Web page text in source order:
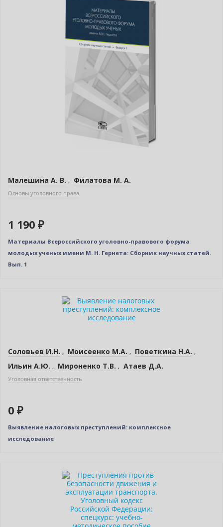
Малешина А. В. , Филатова М. А.
Основы уголовного права
1 190 ₽
Материалы Всероссийского уголовно-правового форума
молодых ученых имени М. Н. Гернета: Сборник научных статей.
Вып. 1
Соловьев И.Н. , Моисеенко М.А. , Поветкина Н.А. ,
Ильин А.Ю. , Мироненко Т.В. , Атаев Д.А.
Уголовная ответственность
0 ₽
Выявление налоговых преступлений: комплексное
исследование